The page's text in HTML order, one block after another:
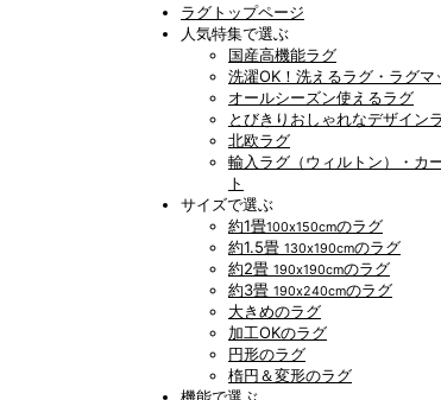
ラグトップページ
人気特集で選ぶ
国産高機能ラグ
洗濯OK！洗えるラグ・ラグマ
オールシーズン使えるラグ
とびきりおしゃれなデザイン
北欧ラグ
輸入ラグ（ウィルトン）・カ
ト
サイズで選ぶ
約1畳100x150cmのラグ
約1.5畳 130x190cmのラグ
約2畳 190x190cmのラグ
約3畳 190x240cmのラグ
大きめのラグ
加工OKのラグ
円形のラグ
楕円＆変形のラグ
機能で選ぶ